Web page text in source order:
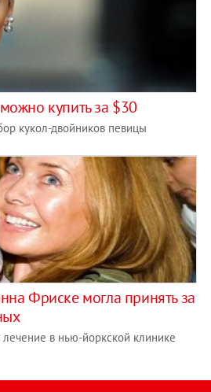
купить за $30
кукол-двойников певицы
Фриске могла принять за
в нью-йоркской клинике